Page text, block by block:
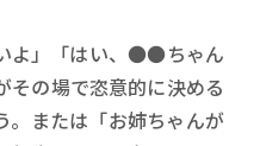
よ」「はい、●●ちゃん
その場で恣意的に決める
。または「お姉ちゃんが